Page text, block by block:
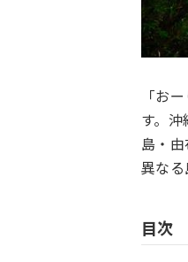
「お
す。
島・
異なる
目次